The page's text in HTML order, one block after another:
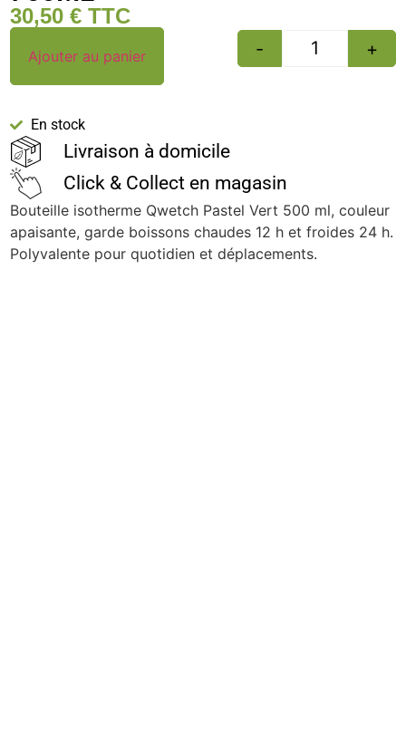
30,50€ TTC
- +
Ajouter au panier
En stock
Livraison à domicile
Click & Collect en magasin
Bouteille isotherme Qwetch Pastel Vert 500 ml, couleur
apaisante, garde boissons chaudes 12 h et froides 24 h.
Polyvalente pour quotidien et déplacements.